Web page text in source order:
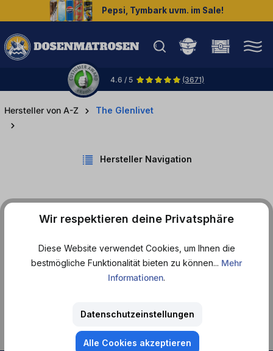
springen Pepsi, Tymbark uvm. im Sale!
4.6 / 5 (3671)
Hersteller von A-Z The Glenlivet
Hersteller Navigation
Produkte von The Glenlivet
Wir respektieren deine Privatsphäre
Diese Website verwendet Cookies, um Ihnen die
bestmögliche Funktionalität bieten zu können... Mehr
Informationen.
Datenschutzeinstellungen
Alle Cookies akzeptieren